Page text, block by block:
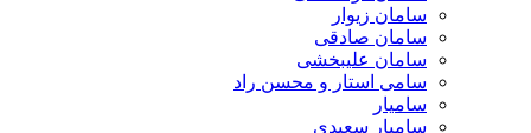
سامان زیوار
سامان صادقی
سامان علیبخشی
سامی استار و محسن راد
سامیار
سامیار سعیدی